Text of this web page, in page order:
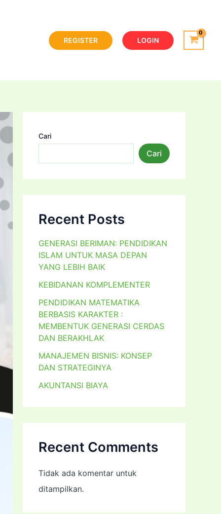
REGISTER LOGIN
Cari
Cari
Recent Posts
GENERASI BERIMAN: PENDIDIKAN
ISLAM UNTUK MASA DEPAN
YANG LEBIH BAIK
KEBIDANAN KOMPLEMENTER
PENDIDIKAN MATEMATIKA
BERBASIS KARAKTER :
MEMBENTUK GENERASI CERDAS
DAN BERAKHLAK
MANAJEMEN BISNIS: KONSEP
DAN STRATEGINYA
AKUNTANSI BIAYA
Recent Comments
Tidak ada komentar untuk
ditampilkan.